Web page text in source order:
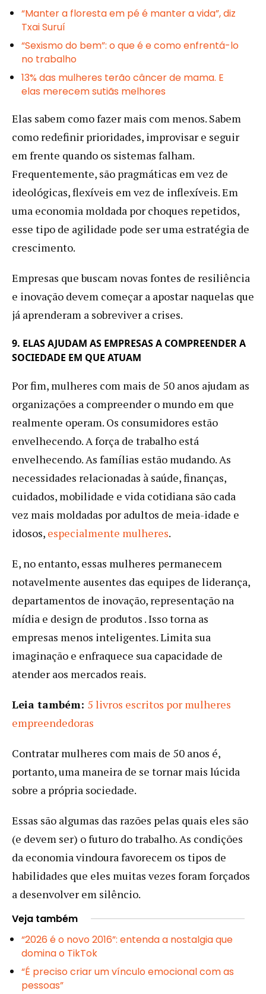
“Manter a floresta em pé é manter a vida”, diz
Txai Suruí
“Sexismo do bem”: o que é e como enfrentá-lo
no trabalho
13% das mulheres terão câncer de mama. E
elas merecem sutiãs melhores
Elas sabem como fazer mais com menos. Sabem
como redefinir prioridades, improvisar e seguir
em frente quando os sistemas falham.
Frequentemente, são pragmáticas em vez de
ideológicas, flexíveis em vez de inflexíveis. Em
uma economia moldada por choques repetidos,
esse tipo de agilidade pode ser uma estratégia de
crescimento.
Empresas que buscam novas fontes de resiliência
e inovação devem começar a apostar naquelas que
já aprenderam a sobreviver a crises.
9. ELAS AJUDAM AS EMPRESAS A COMPREENDER A
SOCIEDADE EM QUE ATUAM
Por fim, mulheres com mais de 50 anos ajudam as
organizações a compreender o mundo em que
realmente operam. Os consumidores estão
envelhecendo. A força de trabalho está
envelhecendo. As famílias estão mudando. As
necessidades relacionadas à saúde, finanças,
cuidados, mobilidade e vida cotidiana são cada
vez mais moldadas por adultos de meia-idade e
idosos, especialmente mulheres.
E, no entanto, essas mulheres permanecem
notavelmente ausentes das equipes de liderança,
departamentos de inovação, representação na
mídia e design de produtos . Isso torna as
empresas menos inteligentes. Limita sua
imaginação e enfraquece sua capacidade de
atender aos mercados reais.
Leia também: 5 livros escritos por mulheres
empreendedoras
Contratar mulheres com mais de 50 anos é,
portanto, uma maneira de se tornar mais lúcida
sobre a própria sociedade.
Essas são algumas das razões pelas quais eles são
(e devem ser) o futuro do trabalho. As condições
da economia vindoura favorecem os tipos de
habilidades que eles muitas vezes foram forçados
a desenvolver em silêncio.
Veja também
“2026 é o novo 2016”: entenda a nostalgia que
domina o TikTok
“É preciso criar um vínculo emocional com as
pessoas”